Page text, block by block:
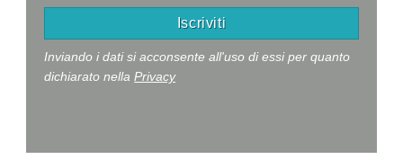
Inviando i dati si acconsente all'uso di essi per quanto
dichiarato nellaPrivacy